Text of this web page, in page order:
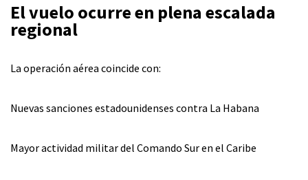
El vuelo ocurre en plena escalada
regional
La operación aérea coincide con:
Nuevas sanciones estadounidenses contra La Habana
Mayor actividad militar del Comando Sur en el Caribe